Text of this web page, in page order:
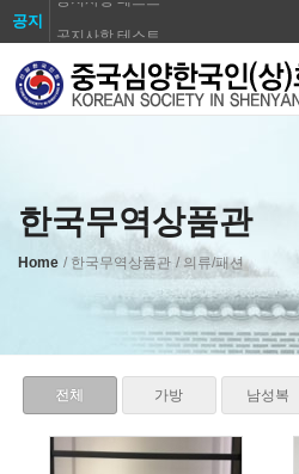
공지 공지사항 테스트
공지사항 테스트
공지사항 테스트
공지사항 테스트
공지사항 테스트
공지사항 테스트
한국무역상품관
Home / 한국무역상품관 / 의류/패션
전체 가방 남성복
Sketchbook5, 스
Sketchbook5, 스